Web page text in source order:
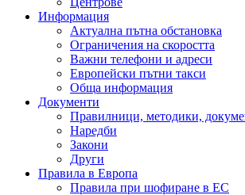
Информация
Актуална пътна обстановка
Ограничения на скоростта
Важни телефони и адреси
Европейски пътни такси
Обща информация
Документи
Правилници, методики,
Наредби
Закони
Други
Правила в Европа
Правила при шофиране в ЕС